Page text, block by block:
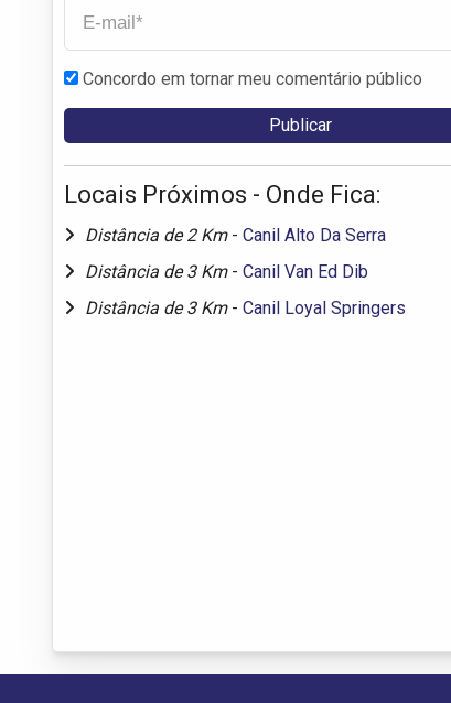
Concordo em tornar meu comentário público
Locais Próximos - Onde Fica:
Distância de 2 Km - Canil Alto Da Serra
Distância de 3 Km - Canil Van Ed Dib
Distância de 3 Km - Canil Loyal Springers